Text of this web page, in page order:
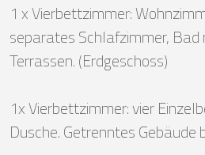
1 x Vierbettzimmer:
separates Schlafzimmer,
Terrassen. (Erdgeschoss)
1x Vierbettzimmer: vier
Dusche. Getrenntes Gebäude